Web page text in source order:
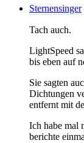
Sternensinger
Tach auch.
LightSpeed
bis eben auf
Sie sagten
Dichtungen
entfernt mit
Ich habe mal
berichte